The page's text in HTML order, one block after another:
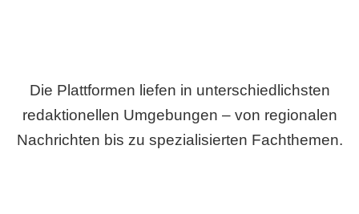
Die Plattformen liefen in unterschiedlichsten
redaktionellen Umgebungen – von regionalen
Nachrichten bis zu spezialisierten Fachthemen.